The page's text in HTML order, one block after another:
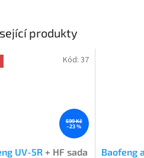
produkty
599 Kč
–23 %
UV-5R + HF sada
Kód: 37
Baofeng